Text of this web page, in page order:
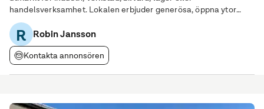
handelsverksamhet. Lokalen erbjuder generösa, öppna ytor
med hög takhöjd som skapar utmärkta förutsättningar för
effektiv produktion, lagerhållning eller fordonsrelaterad
verksamhet.
R Robin Jansson
Kontakta annonsören